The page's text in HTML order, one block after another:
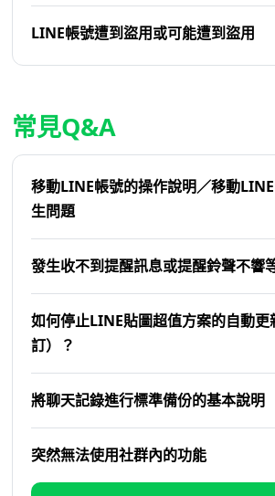
LINE帳號遭到盜用或可能遭到盜用
常見Q&A
移動LINE帳號的操作說明／移動
生問題
發生收不到提醒訊息或提醒鈴聲不響
如何停止LINE貼圖超值方案的自動更
訂）？
將聊天記錄進行標準備份的基本說明
突然無法使用社群內的功能